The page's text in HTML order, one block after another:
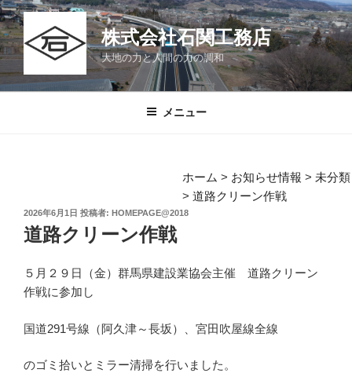
コ
ン
テ
ツ
株式会社石関工務店
大地の力と人間の力の調和
メニュー
ホーム > お知らせ情報 > 未分類
> 道路クリーン作戦
投
稿
日:
2026年6月1日 投稿者: HOMEPAGE@2018
道路クリーン作戦
５月２９日（金）群馬県建設業協会主催 道路クリーン
作戦に参加し
国道291号線（阿久津～長坂）、宮田吹屋線全線
のゴミ拾いとミラー清掃を行いました。